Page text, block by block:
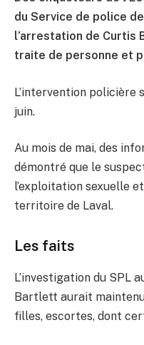
du Service de police
l’arrestation de Curtis
traite de personne et
L’intervention policière
juin.
Au mois de mai, des
démontré que le
l’exploitation sexuelle
territoire de Laval.
Les faits
L’investigation du SPL
Bartlett aurait
filles, escortes, dont